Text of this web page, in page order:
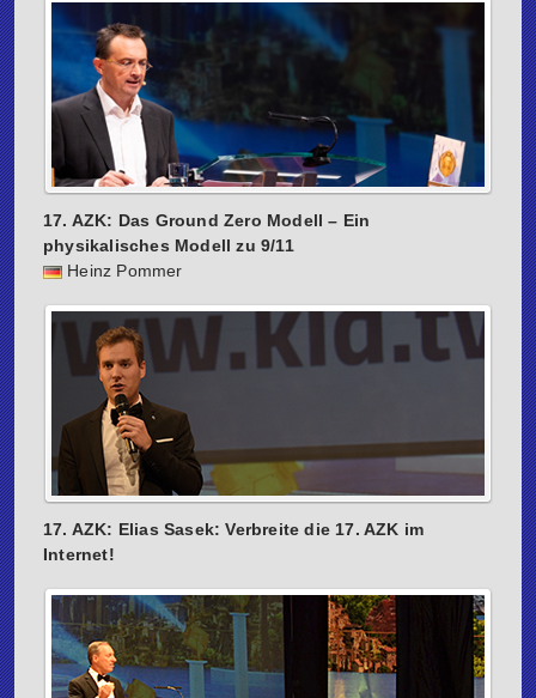
17. AZK: Das Ground Zero Modell – Ein
physikalisches Modell zu 9/11
Heinz Pommer
17. AZK: Elias Sasek: Verbreite die 17. AZK im
Internet!